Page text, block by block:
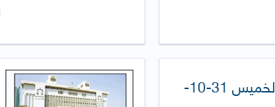
نشرة الصحافة اليومية (يوم الخميس 31-10-